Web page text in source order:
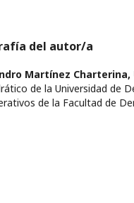
del autor/a
Martínez Charterina,
de la Universidad de
de la Facultad de